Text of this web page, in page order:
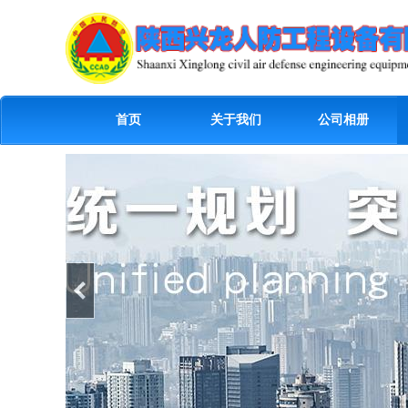
首页 关于我们 公司相册